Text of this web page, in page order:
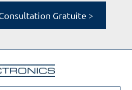
Gratuite >